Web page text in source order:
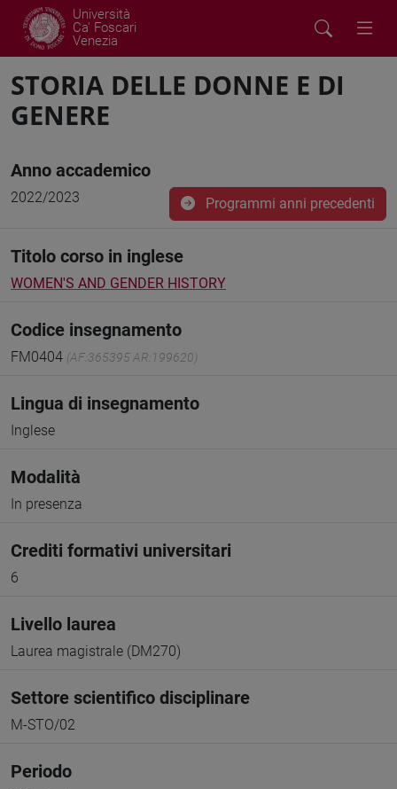
Università
Ca' Foscari
Venezia
STORIA DELLE DONNE E DI
GENERE
Anno accademico
2022/2023 Programmi anni precedenti
Titolo corso in inglese
WOMEN'S AND GENDER HISTORY
Codice insegnamento
FM0404 (AF:365395 AR:199620)
Lingua di insegnamento
Inglese
Modalità
In presenza
Crediti formativi universitari
6
Livello laurea
Laurea magistrale (DM270)
Settore scientifico disciplinare
M-STO/02
Periodo